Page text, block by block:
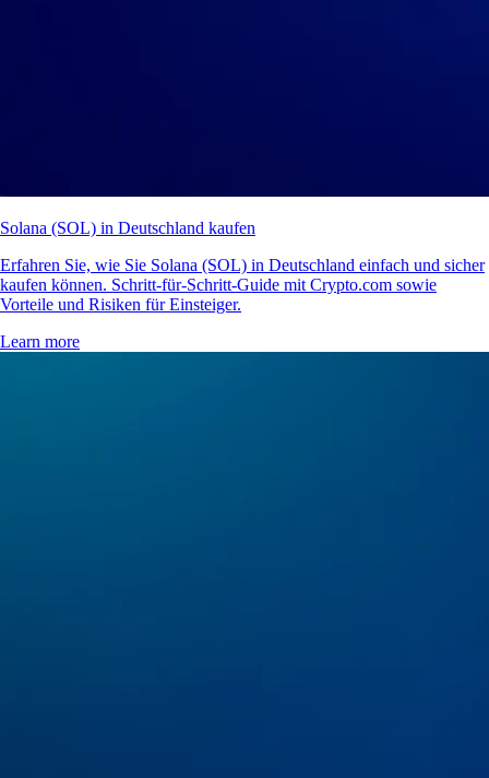
Solana (SOL) in Deutschland kaufen
Erfahren Sie, wie Sie Solana (SOL) in Deutschland einfach und sicher
kaufen können. Schritt-für-Schritt-Guide mit Crypto.com sowie
Vorteile und Risiken für Einsteiger.
Learn more